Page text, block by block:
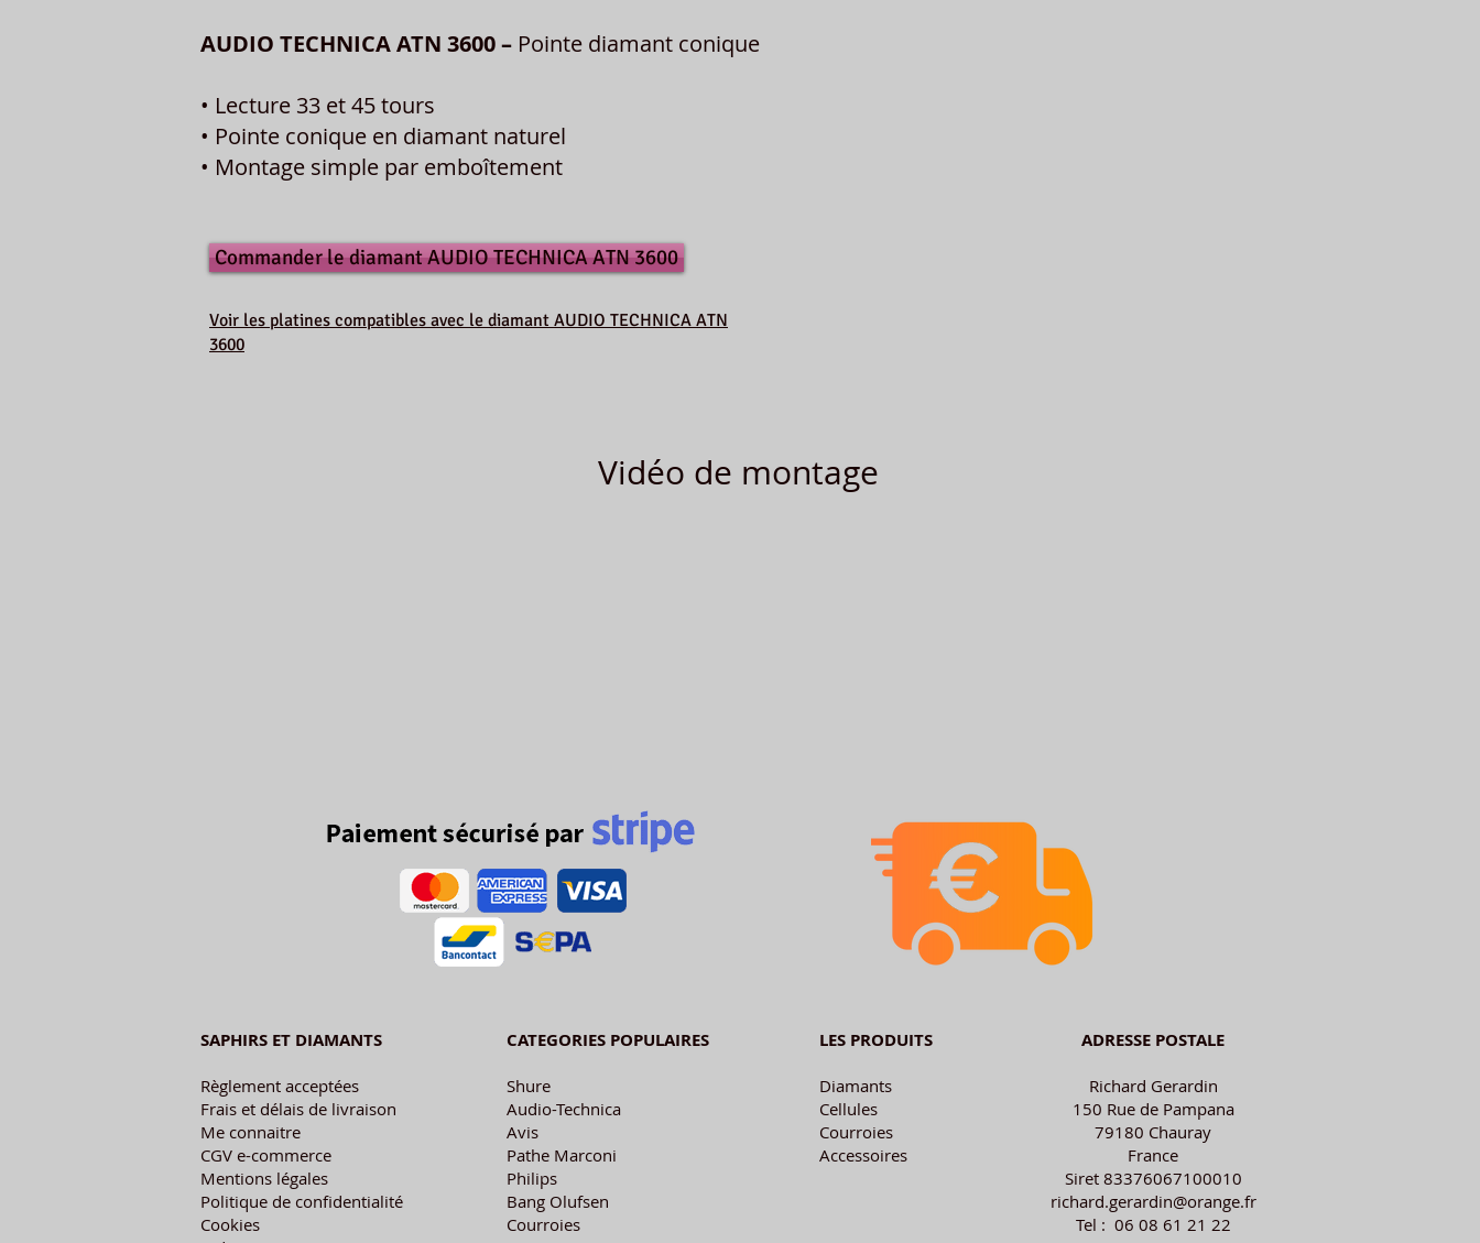
AUDIO TECHNICA ATN 3600 – Pointe diamant conique
• Lecture 33 et 45 tours
• Pointe conique en diamant naturel
• Montage simple par emboîtement
Commander le diamant AUDIO TECHNICA ATN 3600
Voir les platines compatibles avec le diamant AUDIO TECHNICA ATN
3600
Vidéo de montage
SAPHIRS ET DIAMANTS
Règlement acceptées
Frais et délais de livraison
Me connaitre
CGV e-commerce
Mentions légales
Politique de confidentialité
Cookies
CATEGORIES POPULAIRES
Shure
Audio-Technica
Avis
Pathe Marconi
Philips
Bang Olufsen
Courroies
ADRESSE POSTALE
Richard Gerardin
150 Rue de Pampana
79180 Chauray
France
Siret 83376067100010
richard.gerardin@orange.fr
Tel : 06 08 61 21 22
LES PRODUITS
Diamants
Cellules
Courroies
Accessoires